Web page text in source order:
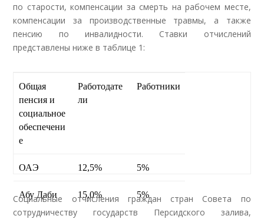
по старости, компенсации за смерть на рабочем месте,
компенсации за производственные травмы, а также
пенсию по инвалидности. Ставки отчислений
представлены ниже в таблице 1:
Общая
пенсия и
социальное
обеспечени
е
Работодате
ли
Работники
ОАЭ 12,5% 5%
Абу Даби 15,0% 5%
Социальные отчисления граждан стран Совета по
сотрудничеству государств Персидского залива,